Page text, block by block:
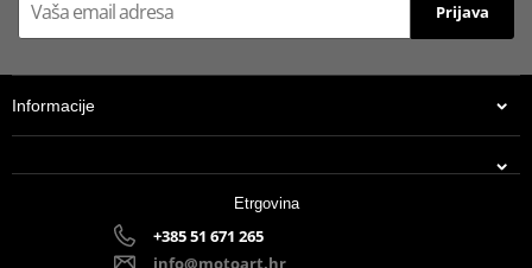
Prijava
Informacije
Etrgovina
+385 51 671 265
info@motoart.hr